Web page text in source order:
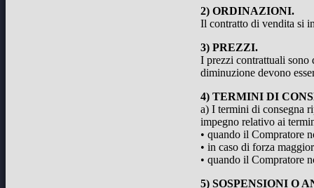
2) ORDINAZIONI.
Il contratto di vendita si
3) PREZZI.
I prezzi contrattuali sono
diminuzione devono
4) TERMINI DI
a) I termini di consegna
impegno relativo ai
• quando il Compratore
• in caso di forza
• quando il Compratore
5) SOSPENSIONI O